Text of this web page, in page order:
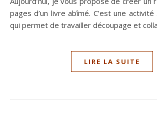
pages d’un livre abîmé. C’est une
qui permet de travailler découpage et
LIRE LA SUITE